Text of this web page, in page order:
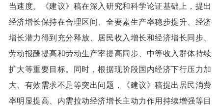
当速度。《建议》稿在深入研究和科学论证基础上，提出
经济增长保持在合理区间、全要素生产率稳步提升、经济
增长潜力得到充分释放、居民收入增长和经济增长同步、
劳动报酬提高和劳动生产率提高同步、中等收入群体持续
扩大等重要目标。同时，根据现阶段国内经济下行压力加
大、有效需求不足等突出问题，《建议》稿提出居民消费
率明显提高、内需拉动经济增长主动力作用持续增强等目